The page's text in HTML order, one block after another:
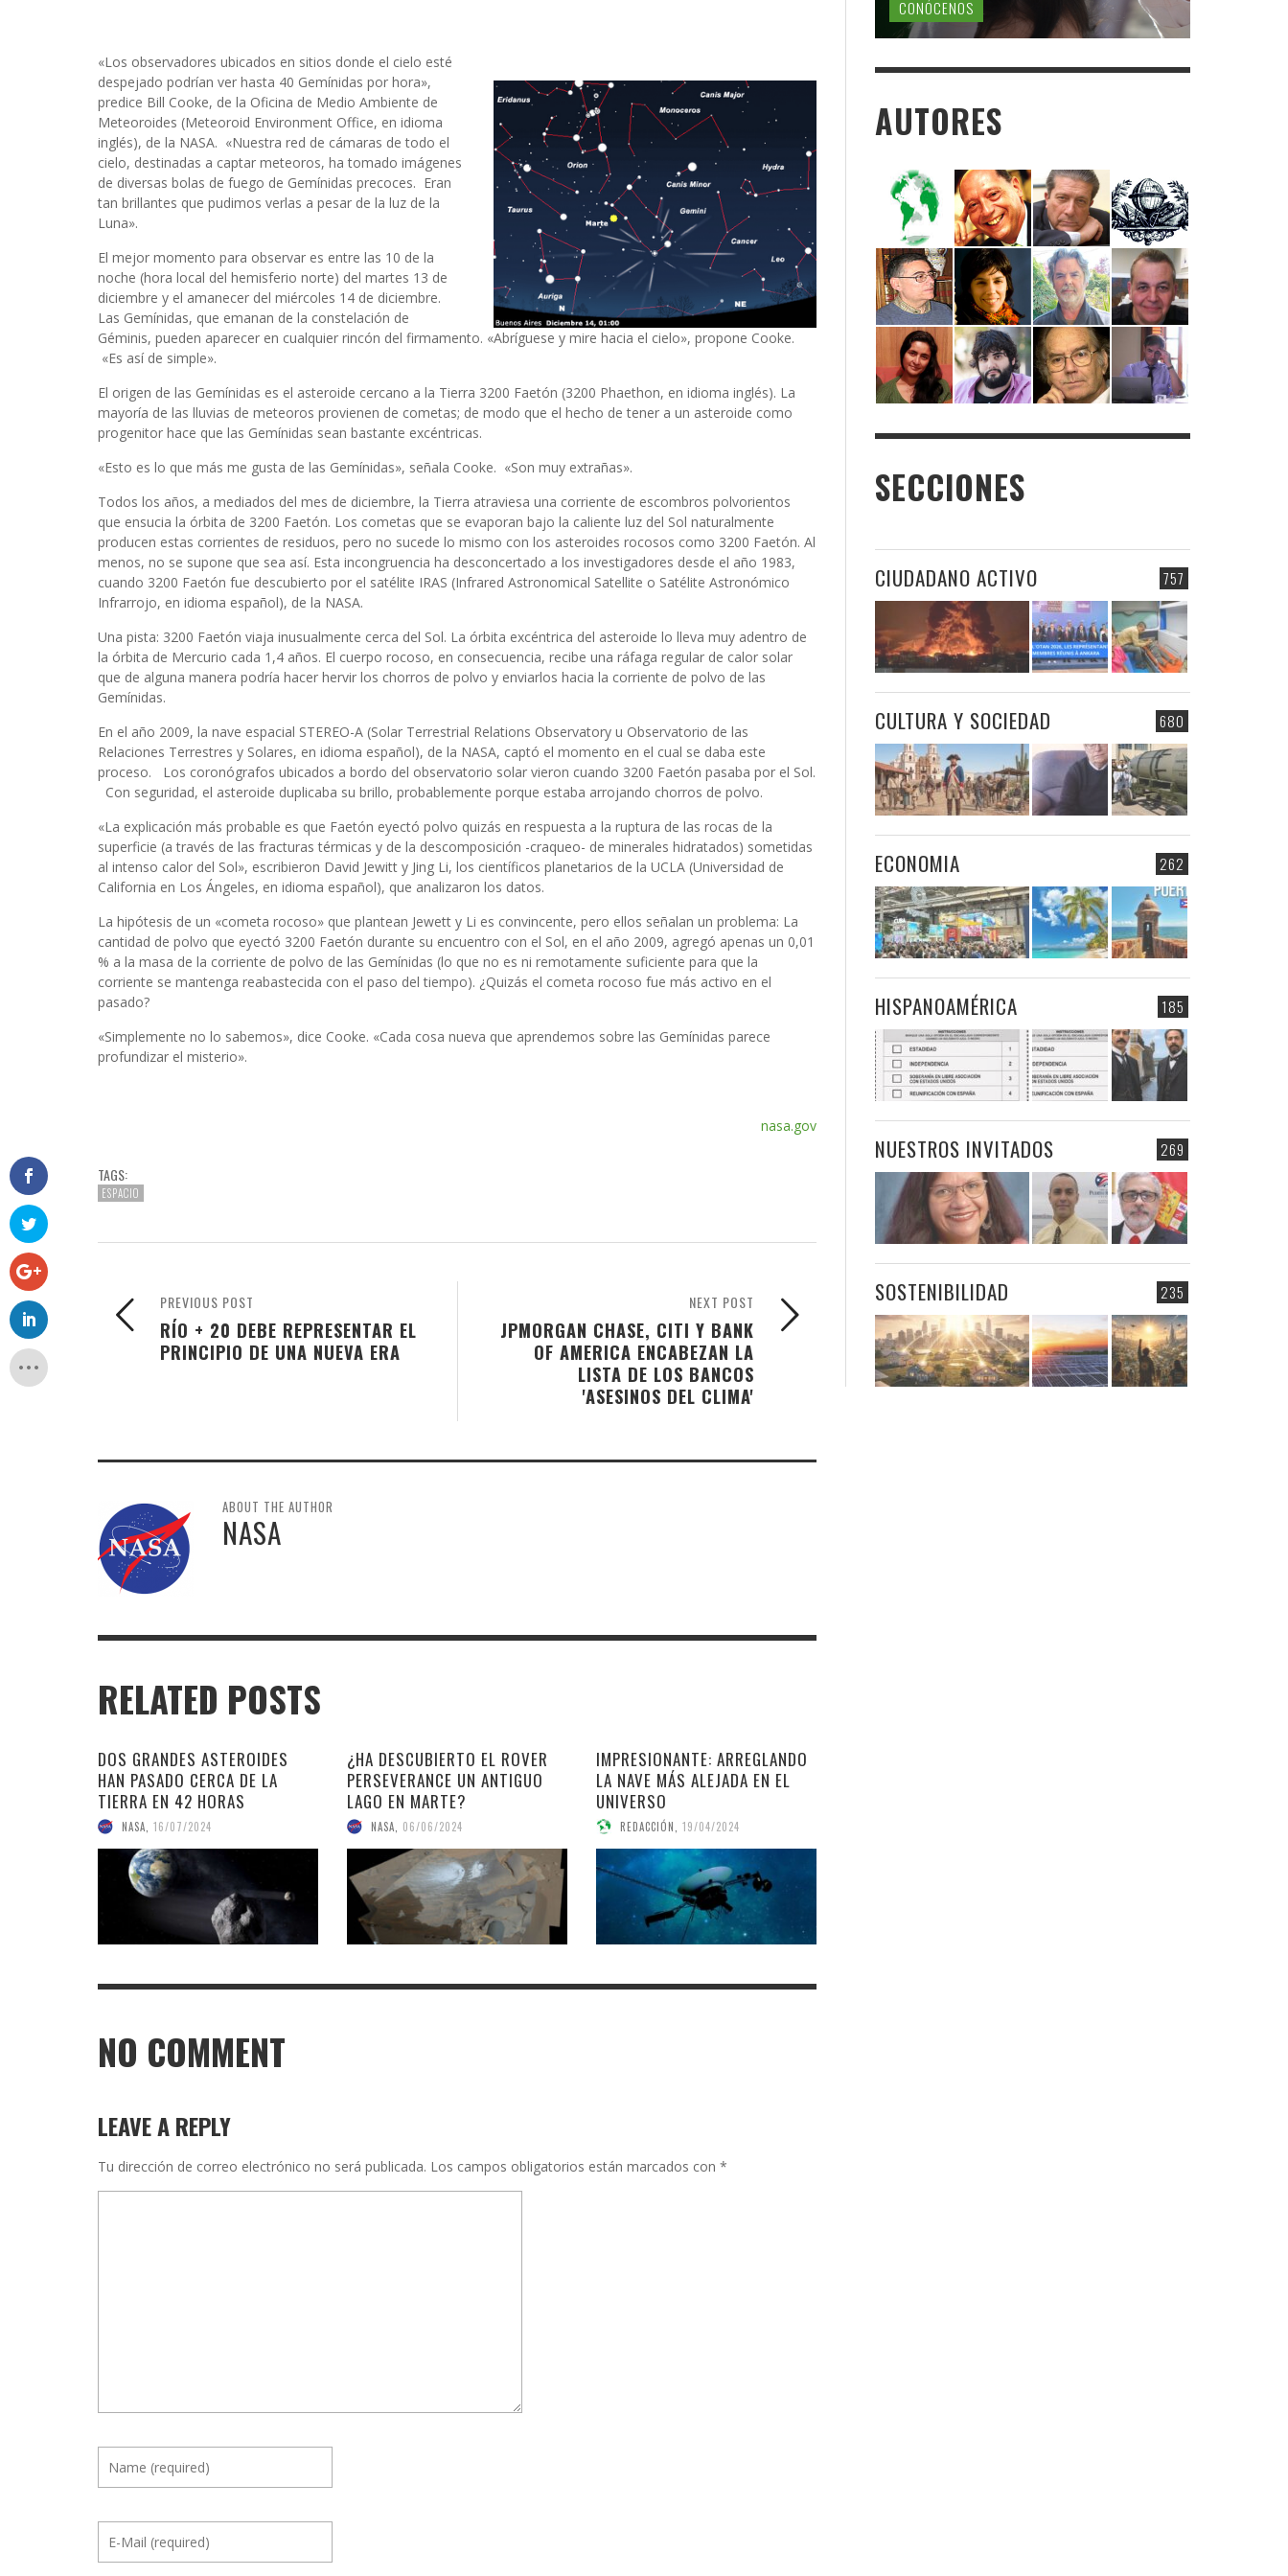
«Los observadores ubicados en sitios donde el cielo esté
despejado podrían ver hasta 40 Gemínidas por hora»,
predice Bill Cooke, de la Oficina de Medio Ambiente de
Meteoroides (Meteoroid Environment Office, en idioma
inglés), de la NASA. «Nuestra red de cámaras de todo el
cielo, destinadas a captar meteoros, ha tomado imágenes
de diversas bolas de fuego de Gemínidas precoces. Eran
tan brillantes que pudimos verlas a pesar de la luz de la
Luna».
El mejor momento para observar es entre las 10 de la
noche (hora local del hemisferio norte) del martes 13 de
diciembre y el amanecer del miércoles 14 de diciembre.
Las Gemínidas, que emanan de la constelación de
Géminis, pueden aparecer en cualquier rincón del firmamento. «Abríguese y mire hacia el cielo», propone Cooke.
«Es así de simple».
El origen de las Gemínidas es el asteroide cercano a la Tierra 3200 Faetón (3200 Phaethon, en idioma inglés). La
mayoría de las lluvias de meteoros provienen de cometas; de modo que el hecho de tener a un asteroide como
progenitor hace que las Gemínidas sean bastante excéntricas.
«Esto es lo que más me gusta de las Gemínidas», señala Cooke. «Son muy extrañas».
Todos los años, a mediados del mes de diciembre, la Tierra atraviesa una corriente de escombros polvorientos
que ensucia la órbita de 3200 Faetón. Los cometas que se evaporan bajo la caliente luz del Sol naturalmente
producen estas corrientes de residuos, pero no sucede lo mismo con los asteroides rocosos como 3200 Faetón. Al
menos, no se supone que sea así. Esta incongruencia ha desconcertado a los investigadores desde el año 1983,
cuando 3200 Faetón fue descubierto por el satélite IRAS (Infrared Astronomical Satellite o Satélite Astronómico
Infrarrojo, en idioma español), de la NASA.
Una pista: 3200 Faetón viaja inusualmente cerca del Sol. La órbita excéntrica del asteroide lo lleva muy adentro de
la órbita de Mercurio cada 1,4 años. El cuerpo rocoso, en consecuencia, recibe una ráfaga regular de calor solar
que de alguna manera podría hacer hervir los chorros de polvo y enviarlos hacia la corriente de polvo de las
Gemínidas.
En el año 2009, la nave espacial STEREO-A (Solar Terrestrial Relations Observatory u Observatorio de las
Relaciones Terrestres y Solares, en idioma español), de la NASA, captó el momento en el cual se daba este
proceso. Los coronógrafos ubicados a bordo del observatorio solar vieron cuando 3200 Faetón pasaba por el Sol.
Con seguridad, el asteroide duplicaba su brillo, probablemente porque estaba arrojando chorros de polvo.
«La explicación más probable es que Faetón eyectó polvo quizás en respuesta a la ruptura de las rocas de la
superficie (a través de las fracturas térmicas y de la descomposición -craqueo- de minerales hidratados) sometidas
al intenso calor del Sol», escribieron David Jewitt y Jing Li, los científicos planetarios de la UCLA (Universidad de
California en Los Ángeles, en idioma español), que analizaron los datos.
La hipótesis de un «cometa rocoso» que plantean Jewett y Li es convincente, pero ellos señalan un problema: La
cantidad de polvo que eyectó 3200 Faetón durante su encuentro con el Sol, en el año 2009, agregó apenas un 0,01
% a la masa de la corriente de polvo de las Gemínidas (lo que no es ni remotamente suficiente para que la
corriente se mantenga reabastecida con el paso del tiempo). ¿Quizás el cometa rocoso fue más activo en el
pasado?
«Simplemente no lo sabemos», dice Cooke. «Cada cosa nueva que aprendemos sobre las Gemínidas parece
profundizar el misterio».
nasa.gov
TAGS:
ESPACIO
NEXT POST
JPMORGAN CHASE, CITI Y BANK
OF AMERICA ENCABEZAN LA
LISTA DE LOS BANCOS
'ASESINOS DEL CLIMA'
PREVIOUS POST
RÍO + 20 DEBE REPRESENTAR EL
PRINCIPIO DE UNA NUEVA ERA
ABOUT THE AUTHOR
NASA
RELATED POSTS
DOS GRANDES ASTEROIDES
HAN PASADO CERCA DE LA
TIERRA EN 42 HORAS
NASA 16/07/2024
¿HA DESCUBIERTO EL ROVER
PERSEVERANCE UN ANTIGUO
LAGO EN MARTE?
NASA 06/06/2024
IMPRESIONANTE: ARREGLANDO
LA NAVE MÁS ALEJADA EN EL
UNIVERSO
REDACCIÓN 19/04/2024
NO COMMENT
LEAVE A REPLY
Tu dirección de correo electrónico no será publicada. Los campos obligatorios están marcados con *
CONÓCENOS
AUTORES
SECCIONES
757
CIUDADANO ACTIVO
680
CULTURA Y SOCIEDAD
262
ECONOMIA
185
HISPANOAMÉRICA
269
NUESTROS INVITADOS
235
SOSTENIBILIDAD